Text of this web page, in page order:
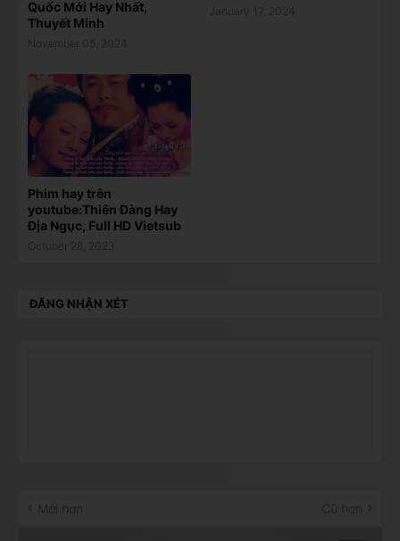
Quốc Mới Hay Nhất,
Thuyết Minh
Phim hay trên
youtube:Thiên Đàng Hay
Địa Ngục, Full HD Vietsub
ĐĂNG NHẬN XÉT